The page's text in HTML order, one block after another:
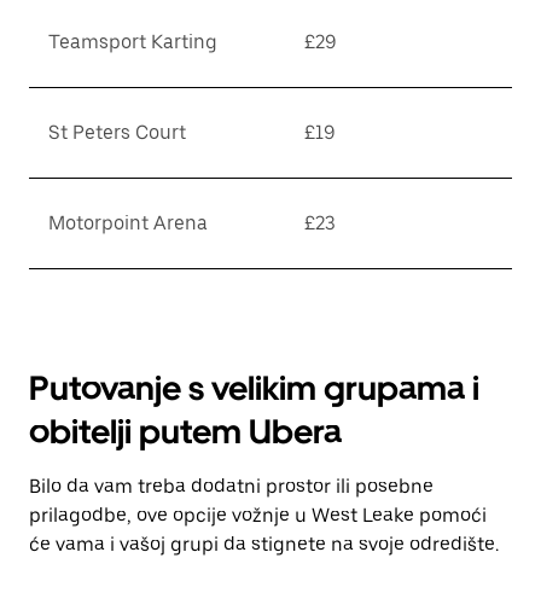
Teamsport Karting £29
St Peters Court £19
Motorpoint Arena £23
Putovanje s velikim grupama i
obitelji putem Ubera
Bilo da vam treba dodatni prostor ili posebne
prilagodbe, ove opcije vožnje u West Leake pomoći
će vama i vašoj grupi da stignete na svoje odredište.